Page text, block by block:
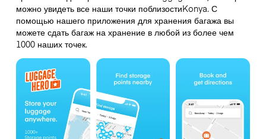
можно увидеть все наши точки поблизостиKonya. С
помощью нашего приложения для хранения багажа вы
можете сдать багаж на хранение в любой из более чем
1000 наших точек.